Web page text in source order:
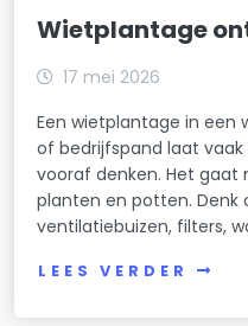
Wietplantage
17 mei 2026
Een wietplantage in een
of bedrijfspand laat
vooraf denken. Het
planten en potten. Denk
ventilatiebuizen, filters,
LEES VERDER